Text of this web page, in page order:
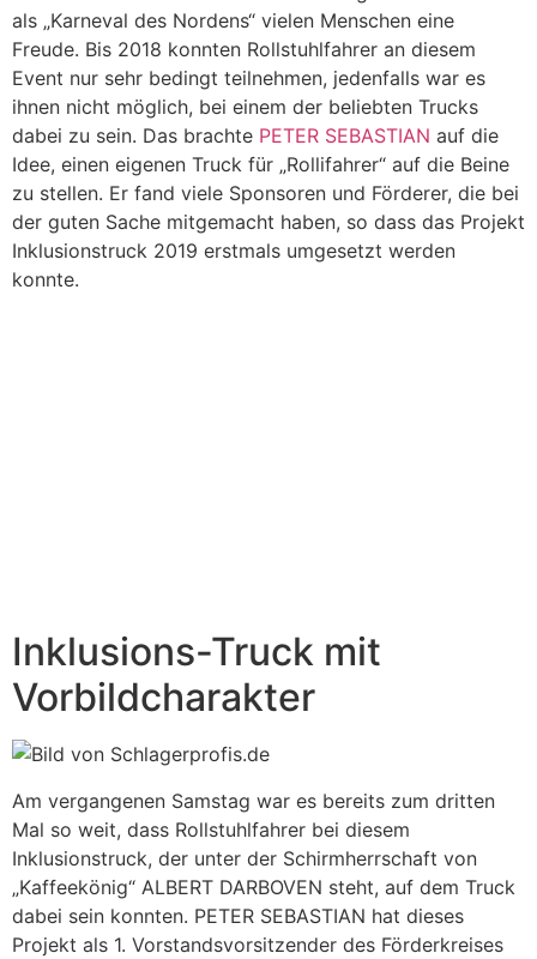
als „Karneval des Nordens“ vielen Menschen eine
Freude. Bis 2018 konnten Rollstuhlfahrer an diesem
Event nur sehr bedingt teilnehmen, jedenfalls war es
ihnen nicht möglich, bei einem der beliebten Trucks
dabei zu sein. Das brachte PETER SEBASTIAN auf die
Idee, einen eigenen Truck für „Rollifahrer“ auf die Beine
zu stellen. Er fand viele Sponsoren und Förderer, die bei
der guten Sache mitgemacht haben, so dass das Projekt
Inklusionstruck 2019 erstmals umgesetzt werden
konnte.
Inklusions-Truck mit
Vorbildcharakter
Am vergangenen Samstag war es bereits zum dritten
Mal so weit, dass Rollstuhlfahrer bei diesem
Inklusionstruck, der unter der Schirmherrschaft von
„Kaffeekönig“ ALBERT DARBOVEN steht, auf dem Truck
dabei sein konnten. PETER SEBASTIAN hat dieses
Projekt als 1. Vorstandsvorsitzender des Förderkreises